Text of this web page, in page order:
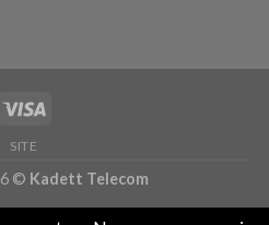
SITE
© Kadett Telecom